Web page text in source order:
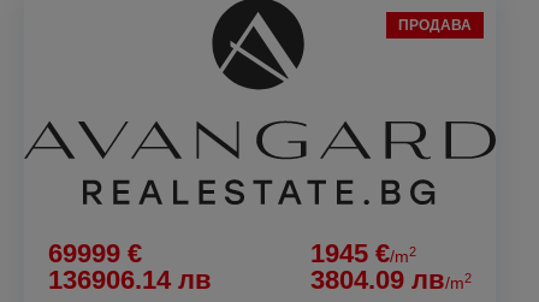
ПРОДАВА
69999 €
136906.14 лв
1945 €/m2
3804.09 лв/m2